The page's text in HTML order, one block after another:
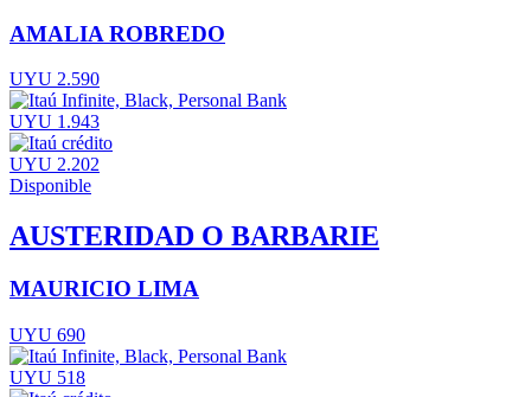
AMALIA ROBREDO
UYU 2.590
UYU 1.943
UYU 2.202
Disponible
AUSTERIDAD O BARBARIE
MAURICIO LIMA
UYU 690
UYU 518